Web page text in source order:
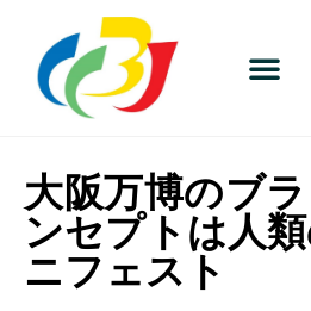
大阪万博のブ
ンセプトは人
ニフェスト